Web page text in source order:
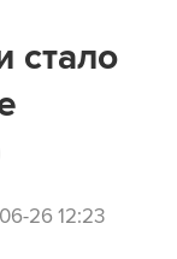
стало
26 12:23